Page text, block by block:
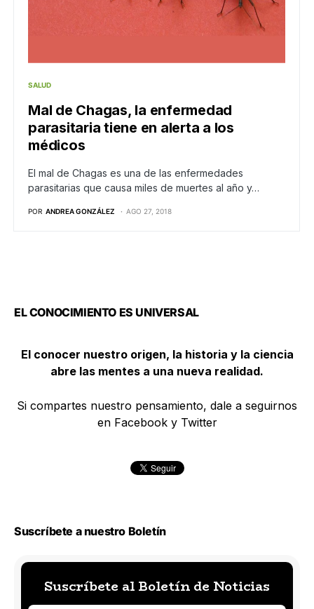
SALUD
Mal de Chagas, la enfermedad
parasitaria tiene en alerta a los
médicos
El mal de Chagas es una de las enfermedades
parasitarias que causa miles de muertes al año y…
POR ANDREA GONZÁLEZ AGO 27, 2018
EL CONOCIMIENTO ES UNIVERSAL
El conocer nuestro origen, la historia y la ciencia
abre las mentes a una nueva realidad.
Si compartes nuestro pensamiento, dale a seguirnos
en Facebook y Twitter
Suscríbete a nuestro Boletín
Suscríbete al Boletín de Noticias